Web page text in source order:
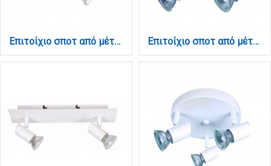
Επιτοίχιο σποτ από μέταλλο σε λευκή απόχρωση 1XGU10 D:8cm (9077-1Φ-Λευκό) Επιτοίχιο σποτ από μέταλλο σε λευκή απόχρωση 2XGU10 D:17cm (9077-2Φ-Λευκό)